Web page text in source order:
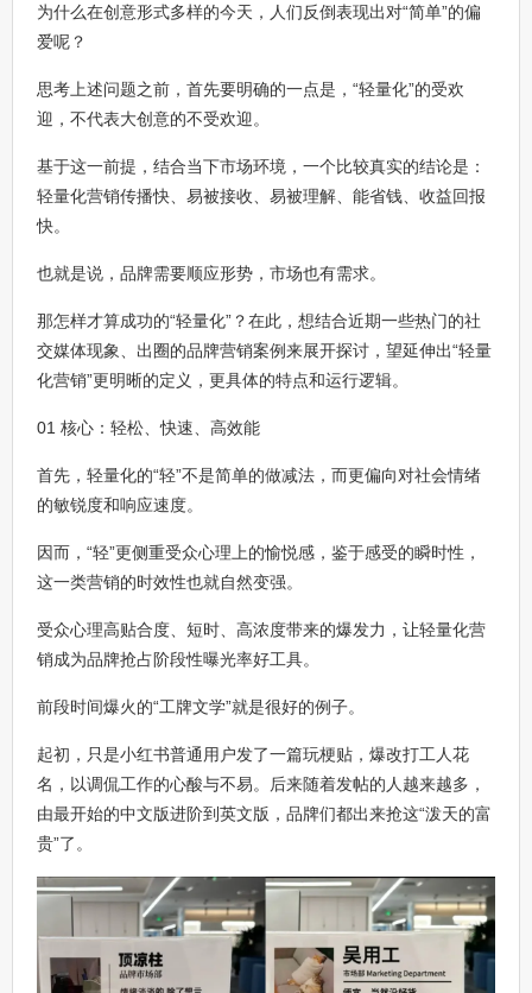
为什么在创意形式多样的今天，人们反倒表现出对“简单”的偏
爱呢？
思考上述问题之前，首先要明确的一点是，“轻量化”的受欢
迎，不代表大创意的不受欢迎。
基于这一前提，结合当下市场环境，一个比较真实的结论是：
轻量化营销传播快、易被接收、易被理解、能省钱、收益回报
快。
也就是说，品牌需要顺应形势，市场也有需求。
那怎样才算成功的“轻量化”？在此，想结合近期一些热门的社
交媒体现象、出圈的品牌营销案例来展开探讨，望延伸出“轻量
化营销”更明晰的定义，更具体的特点和运行逻辑。
01 核心：轻松、快速、高效能
首先，轻量化的“轻”不是简单的做减法，而更偏向对社会情绪
的敏锐度和响应速度。
因而，“轻”更侧重受众心理上的愉悦感，鉴于感受的瞬时性，
这一类营销的时效性也就自然变强。
受众心理高贴合度、短时、高浓度带来的爆发力，让轻量化营
销成为品牌抢占阶段性曝光率好工具。
前段时间爆火的“工牌文学”就是很好的例子。
起初，只是小红书普通用户发了一篇玩梗贴，爆改打工人花
名，以调侃工作的心酸与不易。后来随着发帖的人越来越多，
由最开始的中文版进阶到英文版，品牌们都出来抢这“泼天的富
贵”了。